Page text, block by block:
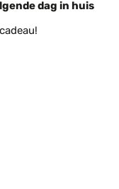
dag in huis